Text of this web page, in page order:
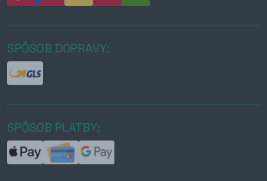
SPÔSOB DOPRAVY:
SPÔSOB PLATBY: